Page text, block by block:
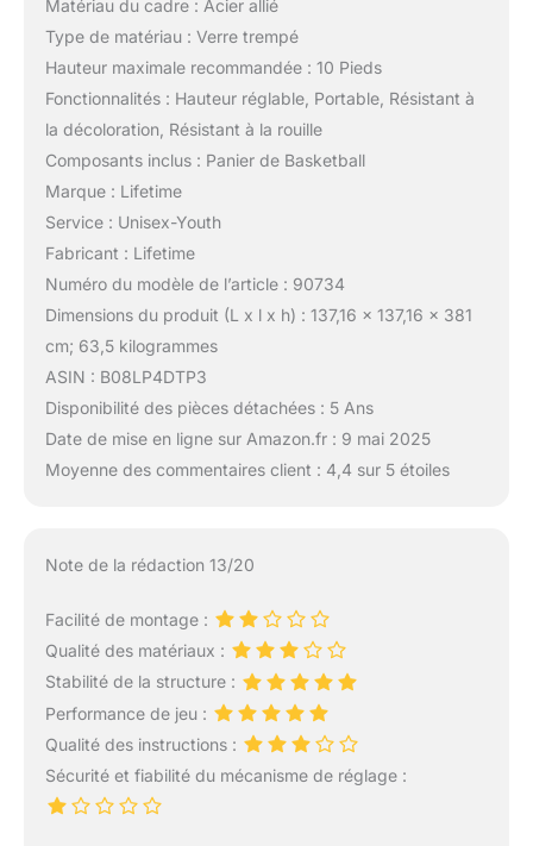
Matériau du cadre : Acier allié
Type de matériau : Verre trempé
Hauteur maximale recommandée : 10 Pieds
Fonctionnalités : Hauteur réglable, Portable, Résistant à
la décoloration, Résistant à la rouille
Composants inclus : Panier de Basketball
Marque : Lifetime
Service : Unisex-Youth
Fabricant : Lifetime
Numéro du modèle de l’article : 90734
Dimensions du produit (L x l x h) : 137,16 x 137,16 x 381
cm; 63,5 kilogrammes
ASIN : B08LP4DTP3
Disponibilité des pièces détachées : 5 Ans
Date de mise en ligne sur Amazon.fr : 9 mai 2025
Moyenne des commentaires client : 4,4 sur 5 étoiles
Note de la rédaction 13/20
Facilité de montage :
Qualité des matériaux :
Stabilité de la structure :
Performance de jeu :
Qualité des instructions :
Sécurité et fiabilité du mécanisme de réglage :